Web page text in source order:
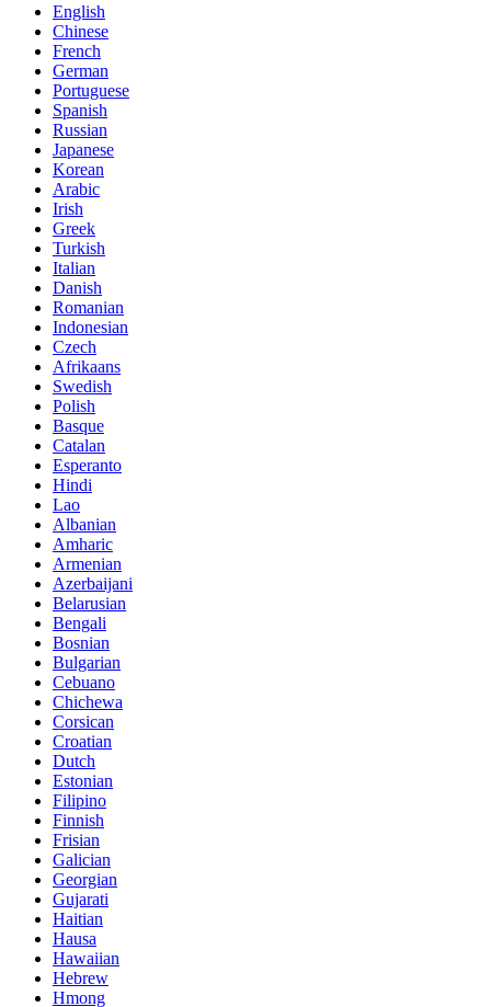
English
Chinese
French
German
Portuguese
Spanish
Russian
Japanese
Korean
Arabic
Irish
Greek
Turkish
Italian
Danish
Romanian
Indonesian
Czech
Afrikaans
Swedish
Polish
Basque
Catalan
Esperanto
Hindi
Lao
Albanian
Amharic
Armenian
Azerbaijani
Belarusian
Bengali
Bosnian
Bulgarian
Cebuano
Chichewa
Corsican
Croatian
Dutch
Estonian
Filipino
Finnish
Frisian
Galician
Georgian
Gujarati
Haitian
Hausa
Hawaiian
Hebrew
Hmong